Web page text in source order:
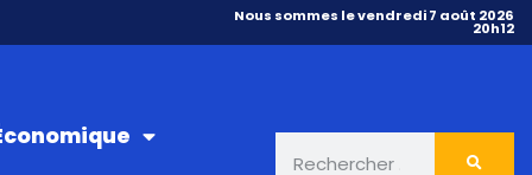
Nous sommes le vendredi 7 août 2026
20h12